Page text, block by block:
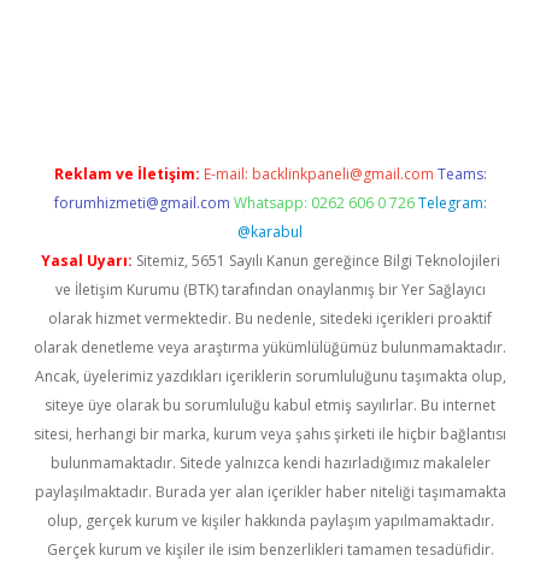
Reklam ve İletişim: E-mail: backlinkpaneli@gmail.com Teams:
forumhizmeti@gmail.com Whatsapp: 0262 606 0 726 Telegram:
@karabul
Yasal Uyarı: Sitemiz, 5651 Sayılı Kanun gereğince Bilgi Teknolojileri
ve İletişim Kurumu (BTK) tarafından onaylanmış bir Yer Sağlayıcı
olarak hizmet vermektedir. Bu nedenle, sitedeki içerikleri proaktif
olarak denetleme veya araştırma yükümlülüğümüz bulunmamaktadır.
Ancak, üyelerimiz yazdıkları içeriklerin sorumluluğunu taşımakta olup,
siteye üye olarak bu sorumluluğu kabul etmiş sayılırlar. Bu internet
sitesi, herhangi bir marka, kurum veya şahıs şirketi ile hiçbir bağlantısı
bulunmamaktadır. Sitede yalnızca kendi hazırladığımız makaleler
paylaşılmaktadır. Burada yer alan içerikler haber niteliği taşımamakta
olup, gerçek kurum ve kişiler hakkında paylaşım yapılmamaktadır.
Gerçek kurum ve kişiler ile isim benzerlikleri tamamen tesadüfidir.